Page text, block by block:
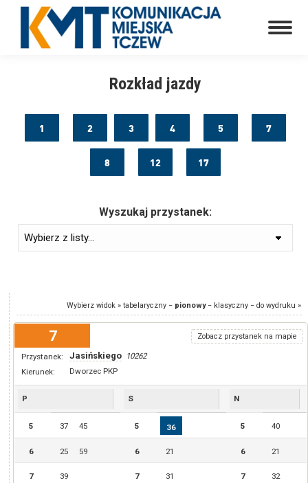
Rozkład jazdy
1 2 3 4 5 7
8 12 17
Wyszukaj przystanek:
Wybierz widok » tabelaryczny − pionowy− klasyczny − do wydruku »
7 Zobacz przystanek na mapie
Przystanek: Jasińskiego 10262
Kierunek:
Dworzec PKP
P S N
5 37 45 5 36 5 40
6 25 59 6 21 6 21
7 39 7 31 7 32